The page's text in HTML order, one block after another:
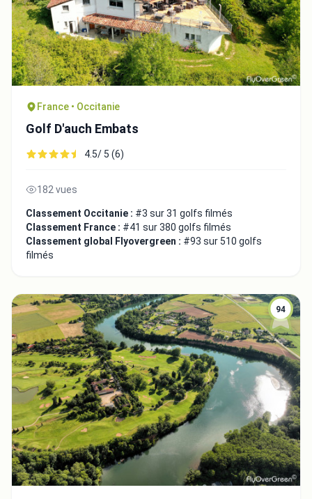
France • Occitanie
Golf D'auch Embats
4.5/ 5 (6)
182 vues
Classement Occitanie : #3 sur 31 golfs filmés
Classement France : #41 sur 380 golfs filmés
Classement global Flyovergreen : #93 sur 510 golfs
filmés
94